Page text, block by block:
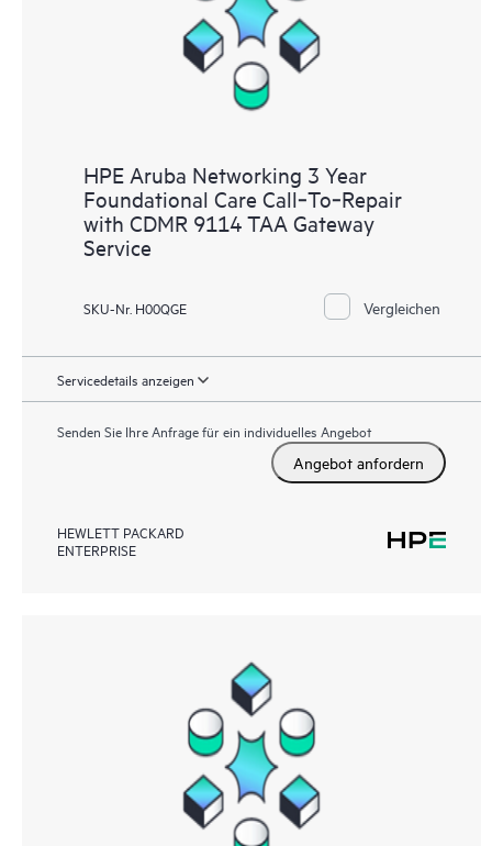
HPE Aruba Networking 3 Year
Foundational Care Call‑To‑Repair
with CDMR 9114 TAA Gateway
Service
SKU-Nr. H00QGE Vergleichen
Servicedetails anzeigen
Senden Sie Ihre Anfrage für ein individuelles Angebot
Angebot anfordern
HEWLETT PACKARD
ENTERPRISE